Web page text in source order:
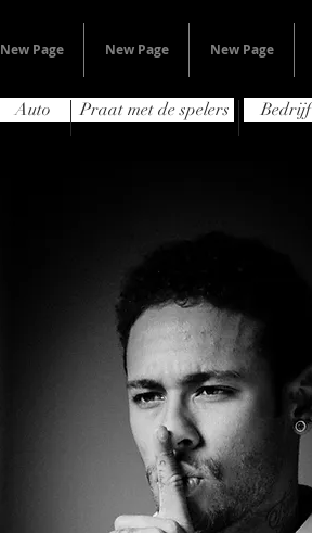
New Page New Page New Page
Auto Praat met de spelers Bedrijf